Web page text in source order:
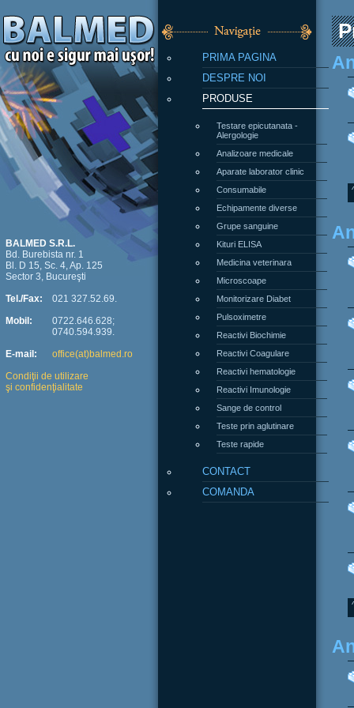
PRIMA PAGINA
DESPRE NOI
PRODUSE
Testare epicutanata -
Alergologie
Analizoare medicale
Aparate laborator clinic
Consumabile
Echipamente diverse
Grupe sanguine
Kituri ELISA
Medicina veterinara
Microscoape
Monitorizare Diabet
Pulsoximetre
Reactivi Biochimie
Reactivi Coagulare
Reactivi hematologie
Reactivi Imunologie
Sange de control
Teste prin aglutinare
Teste rapide
CONTACT
COMANDA
BALMED S.R.L.
Bd. Burebista nr. 1
Bl. D 15, Sc. 4, Ap. 125
Sector 3, Bucureşti
Tel./Fax:
Mobil:
E-mail:
021 327.52.69.
0722.646.628;
0740.594.939.
office(at)balmed.ro
Condiţii de utilizare
şi confidenţialitate